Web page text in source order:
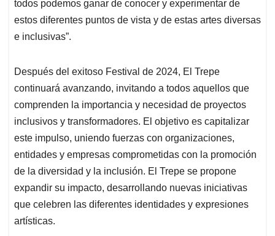
todos podemos ganar de conocer y experimentar de
estos diferentes puntos de vista y de estas artes diversas
e inclusivas”.
Después del exitoso Festival de 2024, El Trepe
continuará avanzando, invitando a todos aquellos que
comprenden la importancia y necesidad de proyectos
inclusivos y transformadores. El objetivo es capitalizar
este impulso, uniendo fuerzas con organizaciones,
entidades y empresas comprometidas con la promoción
de la diversidad y la inclusión. El Trepe se propone
expandir su impacto, desarrollando nuevas iniciativas
que celebren las diferentes identidades y expresiones
artísticas.